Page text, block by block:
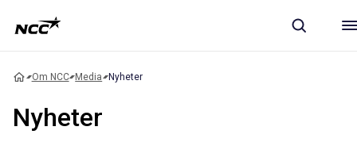
Om NCC Media Nyheter
Nyheter